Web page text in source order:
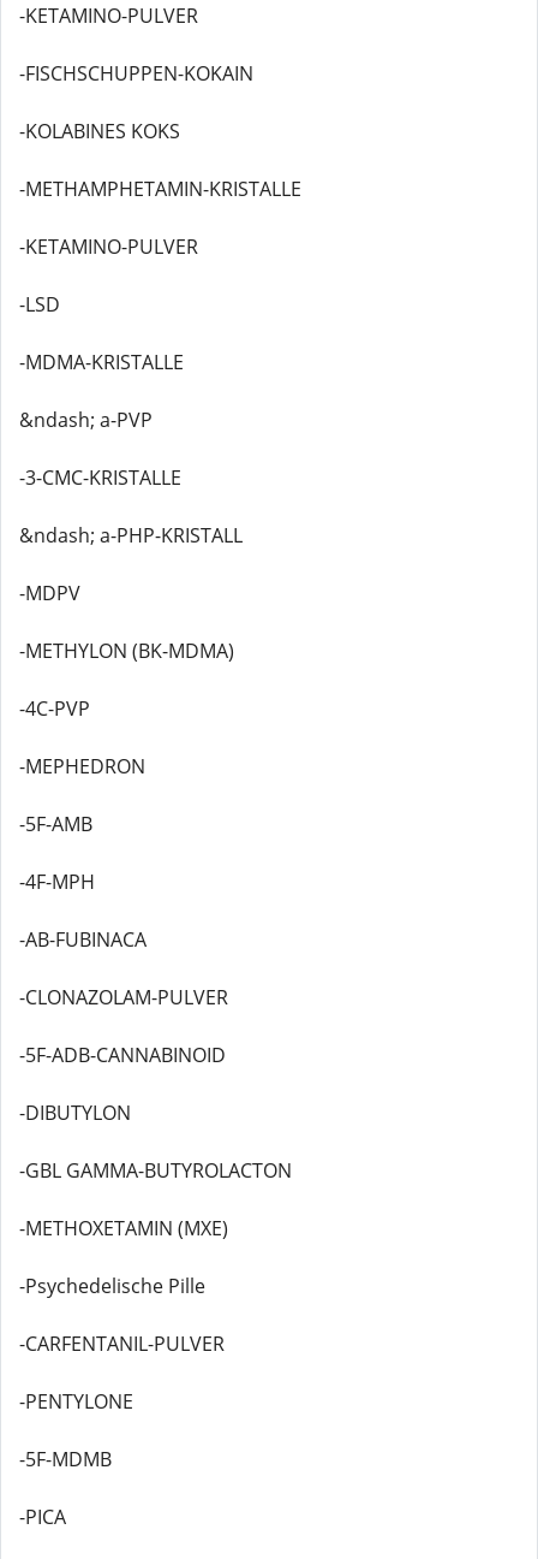
-KETAMINO-PULVER
-FISCHSCHUPPEN-KOKAIN
-KOLABINES KOKS
-METHAMPHETAMIN-KRISTALLE
-KETAMINO-PULVER
-LSD
-MDMA-KRISTALLE
&ndash; a-PVP
-3-CMC-KRISTALLE
&ndash; a-PHP-KRISTALL
-MDPV
-METHYLON (BK-MDMA)
-4C-PVP
-MEPHEDRON
-5F-AMB
-4F-MPH
-AB-FUBINACA
-CLONAZOLAM-PULVER
-5F-ADB-CANNABINOID
-DIBUTYLON
-GBL GAMMA-BUTYROLACTON
-METHOXETAMIN (MXE)
-Psychedelische Pille
-CARFENTANIL-PULVER
-PENTYLONE
-5F-MDMB
-PICA